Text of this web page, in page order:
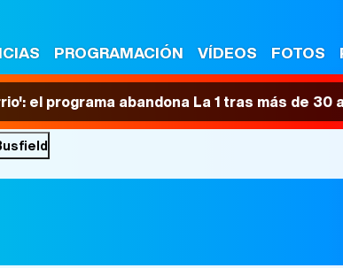
PROGRAMACIÓN VÍDEOS FOTOS
el programa abandona La 1 tras más de 30